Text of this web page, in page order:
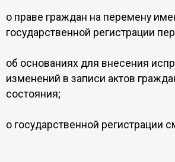
о праве граждан на перемену
государственной регистрации
об основаниях для внесения
изменений в записи актов
состояния;
о государственной регистрации